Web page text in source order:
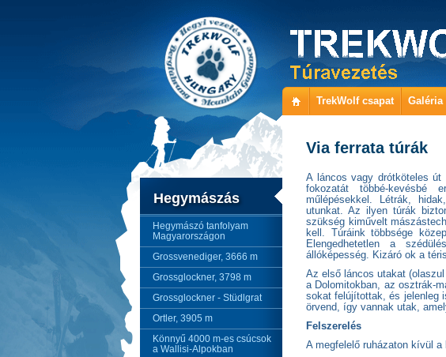
TrekWolf csapat Galéria
Hegymászás
Hegymászó tanfolyam
Magyarországon
Grossvenediger, 3666 m
Grossglockner, 3798 m
Grossglockner - Stüdlgrat
Ortler, 3905 m
Könnyű 4000 m-es csúcsok
a Wallisi-Alpokban
Via ferrata túrák
A láncos vagy drótköteles
fokozatát többé-kevésbé
műlépésekkel. Létrák,
utunkat. Az ilyen túrák
szükség kiművelt
kell. Túráink többsége
Elengedhetetlen a
állóképesség. Kizáró ok a
Az első láncos utakat
a Dolomitokban, az osztrák-
sokat felújítottak, és jelenleg
örvend, így vannak utak,
Felszerelés
A megfelelő ruházaton kívül